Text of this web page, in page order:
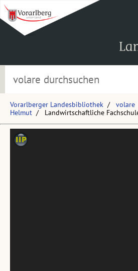
Vorarlberger Landesbibliothek volare
Helmut
Landwirtschaftliche